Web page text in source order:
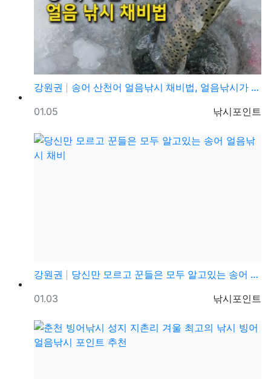
강원권
송어 산천어 얼음낚시 채비법, 얼음낚시가 처음이라도 쉽…
등록자
낚시포인트
등록일
01.05
강원권
당신만 모르고 꾼들은 모두 알고있는 송어 얼음낚시 채비
등록자
낚시포인트
등록일
01.03